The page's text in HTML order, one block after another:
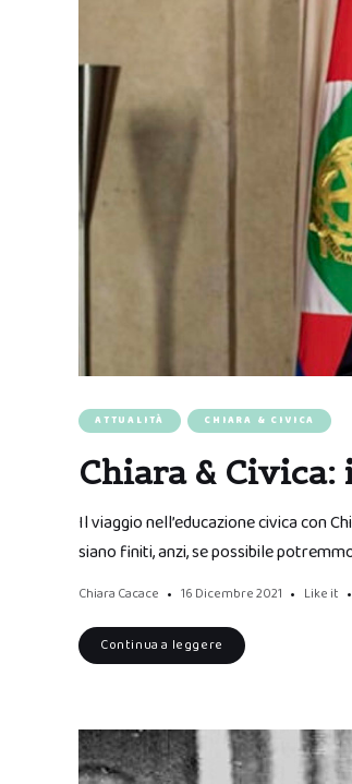
ATTUALITÀ CHIARA & CIVICA
Chiara & Civica:
Il viaggio nell’educazione civica con
siano finiti, anzi, se possibile
Chiara Cacace 16 Dicembre 2021 Like it
Continua a leggere